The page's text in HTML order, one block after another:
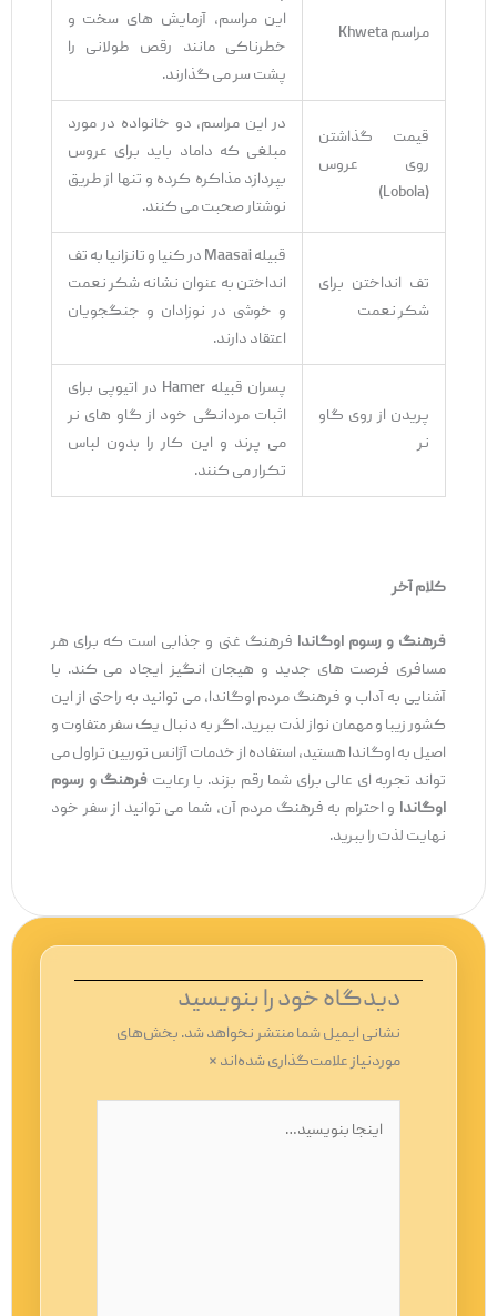
مراسم Khweta
این مراسم، آزمایش‌ های سخت و
خطرناکی مانند رقص طولانی را
پشت سر می ‌گذارند.
قیمت گذاشتن
روی عروس
در این مراسم، دو خانواده در مورد
مبلغی که داماد باید برای عروس
بپردازد مذاکره کرده و تنها از طریق
نوشتار صحبت می ‌کنند.
تف انداختن برای
شکر نعمت
قبیله Maasai در کنیا و تانزانیا به تف
انداختن به عنوان نشانه شکر نعمت
و خوشی در نوزادان و جنگجویان
اعتقاد دارند.
پریدن از روی گاو
پسران قبیله Hamer در اتیوپی برای
اثبات مردانگی خود از گاو های نر
می ‌پرند و این کار را بدون لباس
تکرار می ‌کنند.
کلام آخر
فرهنگ و رسوم اوگاندافرهنگ غنی و جذابی است که برای هر
مسافری فرصت ‌های جدید و هیجان ‌انگیز ایجاد می ‌کند. با
آشنایی به آداب و فرهنگ مردم اوگاندا، می ‌توانید به ‌راحتی از این
کشور زیبا و مهمان ‌نواز لذت ببرید. اگر به دنبال یک سفر متفاوت و
اصیل به اوگاندا هستید، استفاده از خدمات آژانس توربین تراول می
‌تواند تجربه ‌ای عالی برای شما رقم بزند. با رعایتفرهنگ و رسوم
اوگانداو احترام به فرهنگ مردم آن، شما می ‌توانید از سفر خود
نهایت لذت را ببرید.
دیدگاه‌ خود را بنویسید
نشانی ایمیل شما منتشر نخواهد شد.بخش‌های
موردنیاز علامت‌گذاری شده‌اند*
بنویسید…